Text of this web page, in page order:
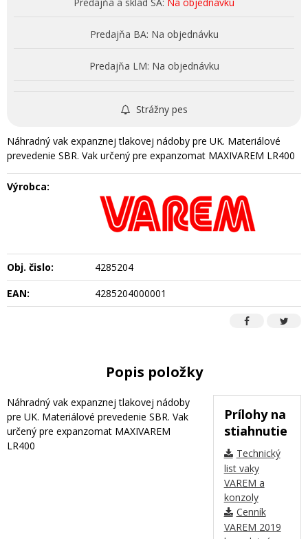
Predajňa BA: Na objednávku
Predajňa LM: Na objednávku
Strážny pes
Náhradný vak expanznej tlakovej nádoby pre UK. Materiálové
prevedenie SBR. Vak určený pre expanzomat MAXIVAREM LR400
Výrobca:
Obj. čislo:
4285204
EAN:
4285204000001
Popis položky
Prílohy na
stiahnutie
Technický
list vaky
VAREM a
konzoly
Cenník
VAREM 2019
Náhradný vak expanznej tlakovej nádoby
pre UK. Materiálové prevedenie SBR. Vak
určený pre expanzomat MAXIVAREM
LR400